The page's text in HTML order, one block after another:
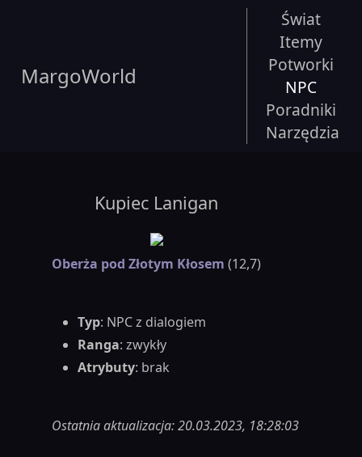
MargoWorld
Świat
Itemy
Potworki
NPC
Poradniki
Narzędzia
Kupiec Lanigan
Oberża pod Złotym Kłosem (12,7)
Typ: NPC z dialogiem
Ranga: zwykły
Atrybuty: brak
Ostatnia aktualizacja: 20.03.2023, 18:28:03